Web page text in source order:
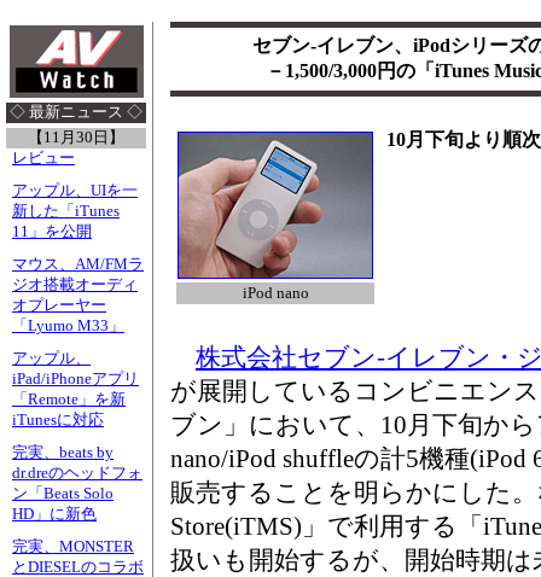
◇ 最新ニュース ◇
【11月30日】
レビュー
アップル、UIを一
新した「iTunes
11」を公開
マウス、AM/FMラ
ジオ搭載オーディ
オプレーヤー
「Lyumo M33」
アップル、
iPad/iPhoneアプリ
「Remote」を新
iTunesに対応
完実、beats by
dr.dreのヘッドフォ
ン「Beats Solo
HD」に新色
完実、MONSTER
とDIESELのコラボ
セブン-イレブン、iPodシリーズ
－1,500/3,000円の「iTunes
iPod nano
10月下旬より順
株式会社セブン-イレブン・
が展開しているコンビニエン
ブン」において、10月下旬か
nano/iPod shuffleの計5機種
販売することを明らかにした。
Store(iTMS)」で利用する「
扱いも開始するが、開始時期